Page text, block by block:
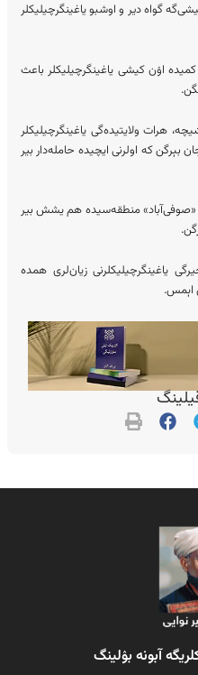
گواه دیر و اوشبو یاغینگرچیلیکلر
اۉن کیشی یاغینگرچیلیکلر باعث
هرات ولایتیده‌گی یاغینگرچیلیکلر
که اولرنی ایچیده حامله‌دار بیر
«صوفی‌آباد» منطقه‌سیده هم یشش بیر
یاغینگرچیلیکلرنی زیان‌لری همده
اېمس.
آبونه بۉلینگ